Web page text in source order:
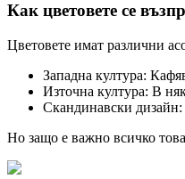
Как цветовете се
Цветовете имат различни
Западна култура:
Източна култура: В
Скандинавски
Но защо е важно всичко